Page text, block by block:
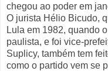
chegou ao poder em
O jurista Hélio Bicudo,
Lula em 1982, quando
paulista, e foi vice-
Suplicy, também tem
como o partido vem se